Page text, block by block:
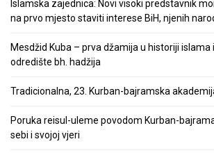
Islamska zajednica: Novi visoki predstavnik
na prvo mjesto staviti interese BiH, njenih
Mesdžid Kuba – prva džamija u historiji
odredište bh. hadžija
Tradicionalna, 23. Kurban-bajramska
Poruka reisul-uleme povodom Kurban-
sebi i svojoj vjeri